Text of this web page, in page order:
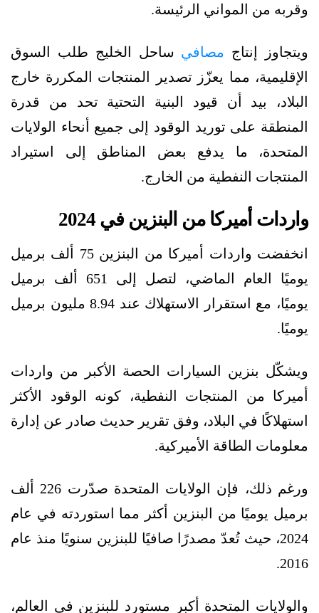
وقربه من المواني الرئيسة.
ويتجاوز إنتاج مصافي ساحل الخليج طلب السوق
الإقليمية، مما يعزّز تصدير المنتجات المكررة خارج
البلاد، بيد أن قيود البنية التحتية تحد من قدرة
المنطقة على توريد الوقود إلى جميع أنحاء الولايات
المتحدة، ما يدفع بعض المناطق إلى استيراد
المنتجات النفطية من الخارج.
واردات أميركا من البنزين في 2024
انخفضت واردات أميركا من البنزين 75 ألف برميل
يوميًا العام الماضي، لتصل إلى 651 ألف برميل
يوميًا، مع استقرار الاستهلاك عند 8.94 مليون برميل
يوميًا.
ويشكّل بنزين السيارات الحصة الأكبر من واردات
أميركا من المنتجات النفطية، كونه الوقود الأكثر
استهلاكًا في البلاد، وفق تقرير حديث صادر عن إدارة
معلومات الطاقة الأميركية.
ورغم ذلك، فإن الولايات المتحدة صدّرت 226 ألف
برميل يوميًا من البنزين أكثر مما استوردته في عام
2024، حيث تُعدّ مصدرًا صافيًا للبنزين سنويًا منذ عام
2016.
والولايات المتحدة أكبر مستورد للبنزين في العالم،